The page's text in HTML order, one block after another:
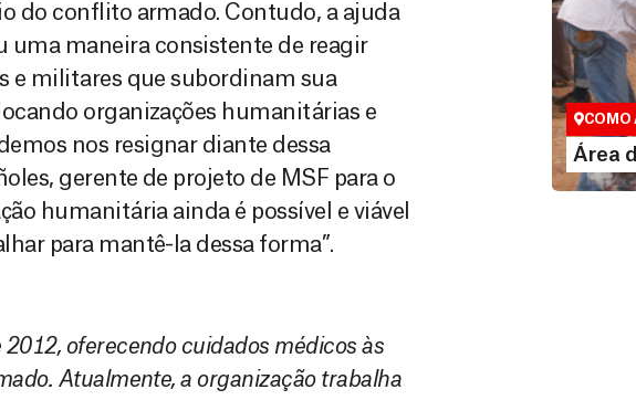
do conflito armado. Contudo, a ajuda
maneira consistente de reagir
e militares que subordinam sua
organizações humanitárias e
nos resignar diante dessa
gerente de projeto de MSF para o
humanitária ainda é possível e viável
para mantê-la dessa forma”.
oferecendo cuidados médicos às
Atualmente, a organização trabalha
Área
Espaço
COMO
Área